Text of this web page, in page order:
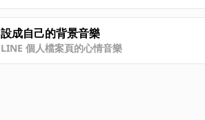
設成自己的背景音樂
LINE 個人檔案頁的心情音樂